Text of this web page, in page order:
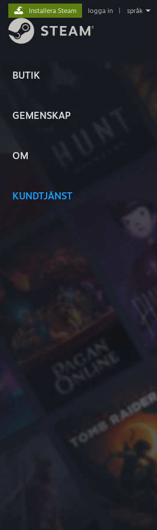
BUTIK
GEMENSKAP
OM
KUNDTJÄNST
Installera Steam logga in språk